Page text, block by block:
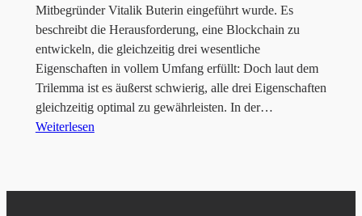
Mitbegründer Vitalik Buterin eingeführt wurde. Es
beschreibt die Herausforderung, eine Blockchain zu
entwickeln, die gleichzeitig drei wesentliche
Eigenschaften in vollem Umfang erfüllt: Doch laut dem
Trilemma ist es äußerst schwierig, alle drei Eigenschaften
gleichzeitig optimal zu gewährleisten. In der…
Weiterlesen